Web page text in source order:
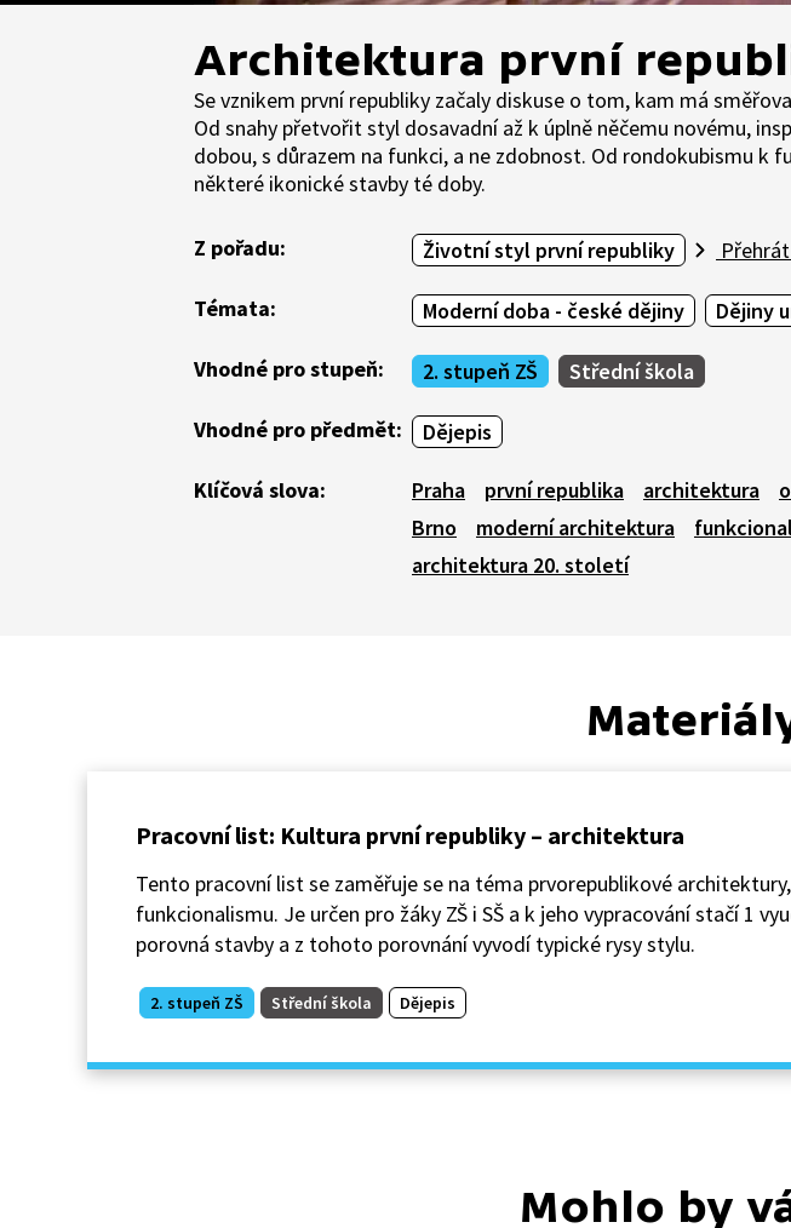
Architektura první
Se vznikem první republiky začaly diskuse o tom, kam má
Od snahy přetvořit styl dosavadní až k úplně něčemu novému,
dobou, s důrazem na funkci, a ne zdobnost. Od rondokubismu k
některé ikonické stavby té doby.
Z pořadu: Životní styl první republiky
Témata: Moderní doba - české dějiny Dějiny
Vhodné pro stupeň: 2. stupeň ZŠ Střední škola
Vhodné pro předmět: Dějepis
Klíčová slova: Praha první republika architektura
Brno
moderní architektura
architektura 20. století
Pracovní list: Kultura první republiky – architektura
Tento pracovní list se zaměřuje se na téma prvorepublikové
funkcionalismu. Je určen pro žáky ZŠ i SŠ a k jeho vypracování stačí 1
porovná stavby a z tohoto porovnání vyvodí typické rysy stylu.
2. stupeň ZŠ Střední škola Dějepis
Mohlo by